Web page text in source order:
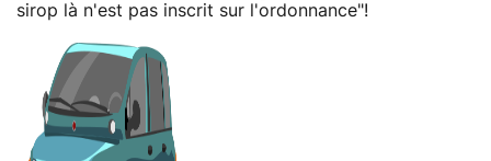
sirop là n'est pas inscrit sur l'ordonnance"!